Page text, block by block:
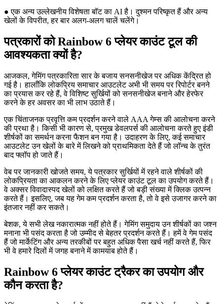
● एक अन्य उल्लेखनीय विशेषता बॉट का AI है। दुश्मन परिष्कृत हैं और अन्य
खेलों के विपरीत, हर बार अलग-अलग चालें चलेंगे।
पत्रकारों को Rainbow 6 प्लेयर काउंट टूल की
आवश्यकता क्यों है?
आजकल, गेमिंग पत्रकारिता सार के बजाय सनसनीखेज पर अधिक केंद्रित हो
गई है। हालाँकि लोकप्रिय समाचार आउटलेट अभी भी समय पर रिपोर्टर बनने
का प्रयास कर रहे हैं, वे विशिष्ट सुर्खियों को सनसनीखेज बनाने और हेरफेर
करने के हर अवसर का भी लाभ उठाते हैं।
एक चिंताजनक प्रवृत्ति कम प्रदर्शन करने वाले AAA गेम्स की आलोचना करने
की प्रथा है। किसी भी कारण से, प्रमुख डेवलपर्स की आलोचना करते हुए इंडी
शीर्षकों का समर्थन करना फैशन बन गया है। उदाहरण के लिए, कई समाचार
आउटलेट उन खेलों के बारे में लिखने को प्राथमिकता देते हैं जो लॉन्च के तुरंत
बाद फ्लॉप हो जाते हैं।
वेब पर जानकारी खोजते समय, ये पत्रकार सुर्खियों में रहने वाले शीर्षकों की
लोकप्रियता का आकलन करने के लिए प्लेयर काउंट टूल का उपयोग करते हैं।
वे अक्सर विवादास्पद खेलों को लक्षित करते हैं जो बड़ी संख्या में क्लिक उत्पन्न
करते हैं। इसलिए, जब यह गेम कम प्रदर्शन करता है, तो वे इसे उजागर करने का
इंतजार नहीं कर सकते।
बेशक, ये सभी लेख नकारात्मक नहीं होते हैं। गेमिंग समुदाय उन शीर्षकों का जश्न
मनाना भी पसंद करता है जो उम्मीद से बेहतर प्रदर्शन करते हैं। हमें वे गेम पसंद
हैं जो मार्केटिंग और अन्य तरकीबों पर बहुत अधिक पैसा खर्च नहीं करते हैं, फिर
भी वे हमारे दिलों में जगह बनाने में कामयाब होते हैं।
Rainbow 6 प्लेयर काउंट ट्रैकर का उपयोग और
कौन करता है?